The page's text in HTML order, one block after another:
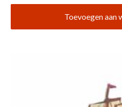
Toevoegen aan